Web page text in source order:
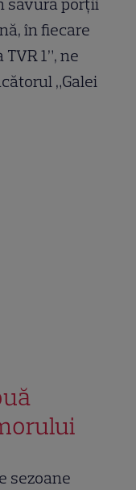
savura porţii
în fiecare
1”, ne
„Galei
sezoane